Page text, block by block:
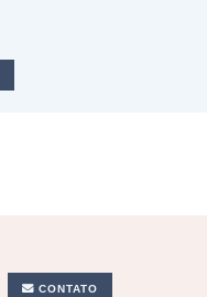
CONTATO